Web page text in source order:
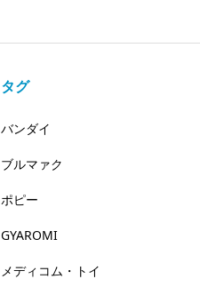
タグ
バンダイ
ブルマァク
ポピー
GYAROMI
メディコム・トイ